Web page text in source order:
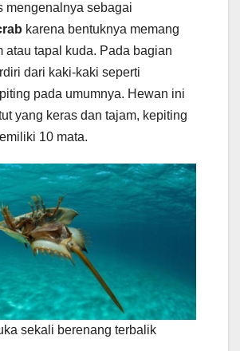
mengenalnya sebagai
karena bentuknya memang
atau tapal kuda. Pada bagian
dari kaki-kaki seperti
pada umumnya. Hewan ini
yang keras dan tajam, kepiting
10 mata.
sekali berenang terbalik